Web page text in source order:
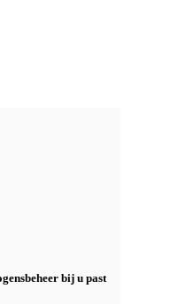
bij u past